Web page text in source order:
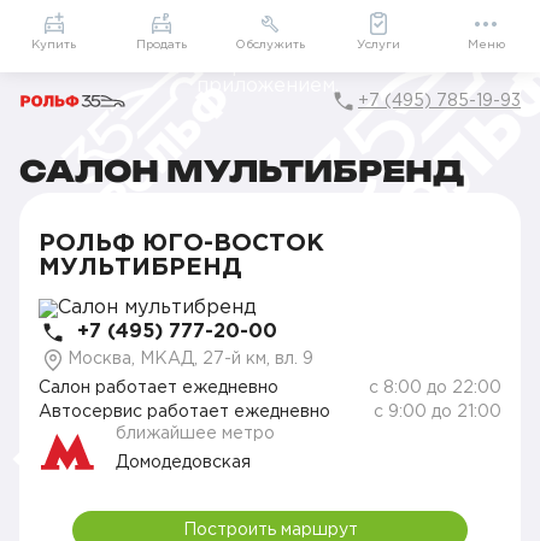
Приложение
Мой РОЛЬФ
Подарки внутри
+7 (495) 785-19-93
ГлавнаяКонтакты
РОЛЬФ Юго-Восток
РОЛЬФ Юго-Восток Мультибренд
САЛОН МУЛЬТИБРЕНД
РОЛЬФ ЮГО-ВОСТОК
МУЛЬТИБРЕНД
+7 (495) 777-20-00
Москва, МКАД, 27-й км, вл. 9
Салон работает ежедневно
c 8:00 до 22:00
Автосервис работает ежедневно
c 9:00 до 21:00
ближайшее метро
Домодедовская
Построить маршрут
Купить Продать Обслужить Услуги Меню